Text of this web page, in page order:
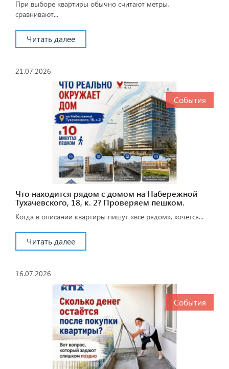
При выборе квартиры обычно считают метры,
сравнивают...
Читать далее
21.07.2026
События
Что находится рядом с домом на Набережной
Тухачевского, 18, к. 2? Проверяем пешком.
Когда в описании квартиры пишут «всё рядом», хочется...
Читать далее
16.07.2026
События